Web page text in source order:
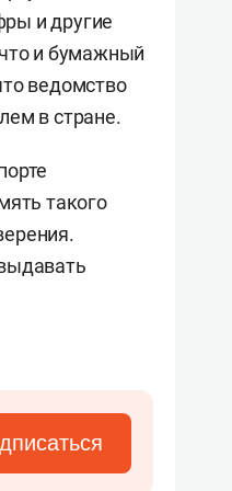
и другие
и бумажный
ведомство
в стране.
такого